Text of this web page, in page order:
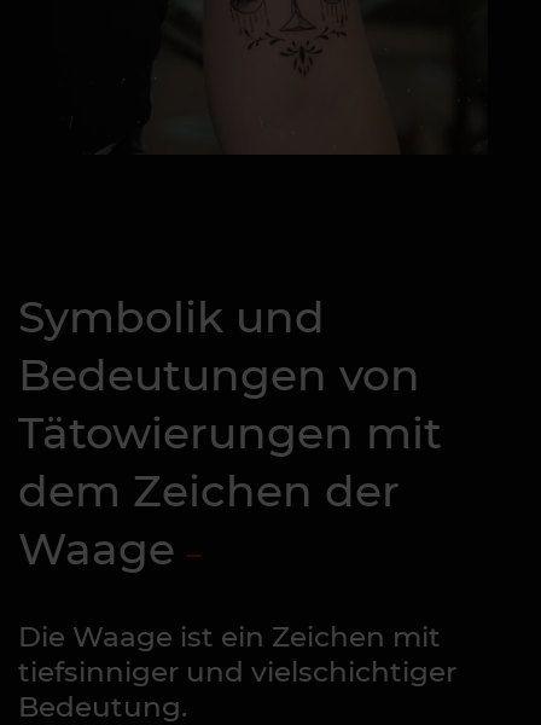
Symbolik und
Bedeutungen von
Tätowierungen mit
dem Zeichen der
Waage
Die Waage ist ein Zeichen mit
tiefsinniger und vielschichtiger
Bedeutung.